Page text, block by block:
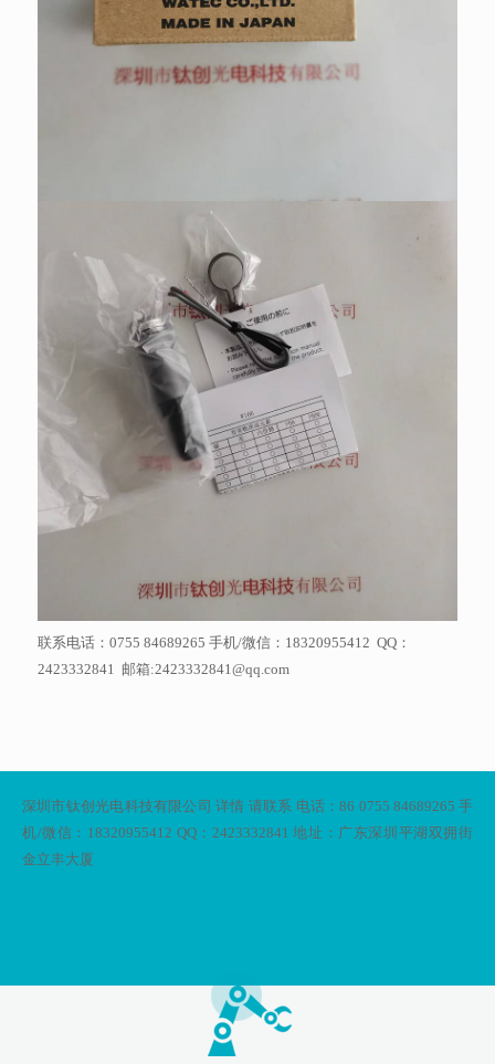
联系电话：0755 84689265 手机/微信：18320955412 QQ：
2423332841 邮箱:2423332841@qq.com
深圳市钛创光电科技有限公司 详情 请联系 电话：86 0755 84689265 手
机/微信：18320955412 QQ：2423332841 地址：广东深圳平湖双拥街
金立丰大厦